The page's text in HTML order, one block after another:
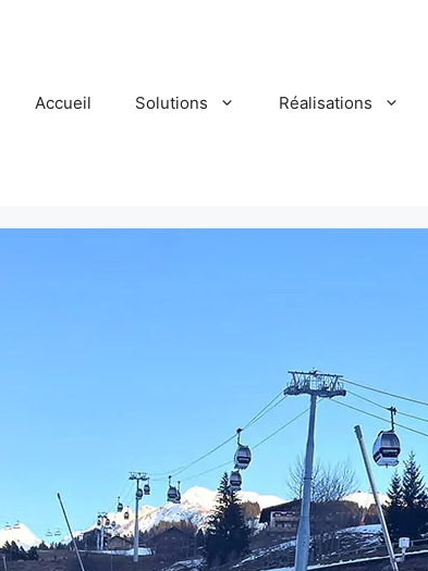
Accueil Solutions Réalisations